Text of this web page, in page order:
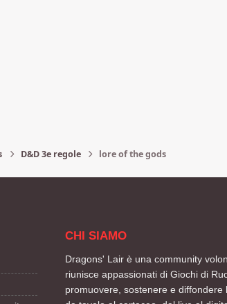
D&D 3e regole lore of the gods
CHI SIAMO
Dragons' Lair è una community
riunisce appassionati di Giochi di
promuovere, sostenere e